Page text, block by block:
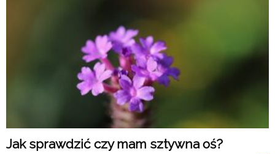
Jak sprawdzić czy mam sztywna oś?